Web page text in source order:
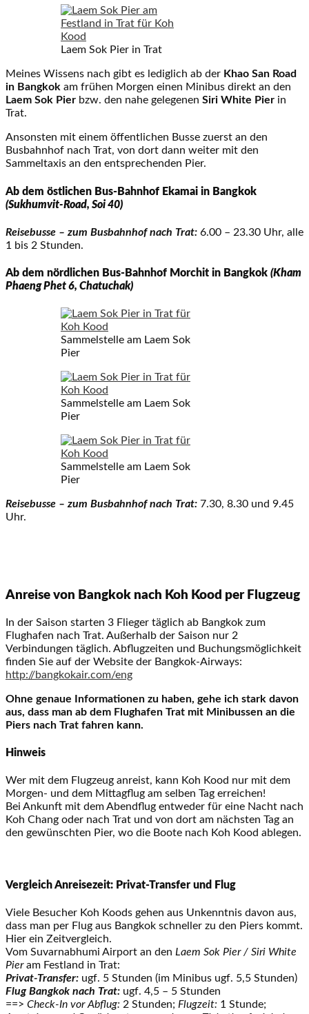
Laem Sok Pier in Trat
Meines Wissens nach gibt es lediglich ab der Khao San Road
in Bangkok am frühen Morgen einen Minibus direkt an den
Laem Sok Pier bzw. den nahe gelegenen Siri White Pier in
Trat.
Ansonsten mit einem öffentlichen Busse zuerst an den
Busbahnhof nach Trat, von dort dann weiter mit den
Sammeltaxis an den entsprechenden Pier.
Ab dem östlichen Bus-Bahnhof Ekamai in Bangkok
(Sukhumvit-Road, Soi 40)
Reisebusse – zum Busbahnhof nach Trat: 6.00 – 23.30 Uhr, alle
1 bis 2 Stunden.
Ab dem nördlichen Bus-Bahnhof Morchit in Bangkok (Kham
Phaeng Phet 6, Chatuchak)
Sammelstelle am Laem Sok
Pier
Sammelstelle am Laem Sok
Pier
Sammelstelle am Laem Sok
Pier
Reisebusse – zum Busbahnhof nach Trat: 7.30, 8.30 und 9.45
Uhr.
Anreise von Bangkok nach Koh Kood per Flugzeug
In der Saison starten 3 Flieger täglich ab Bangkok zum
Flughafen nach Trat. Außerhalb der Saison nur 2
Verbindungen täglich. Abflugzeiten und Buchungsmöglichkeit
finden Sie auf der Website der Bangkok-Airways:
http://bangkokair.com/eng
Ohne genaue Informationen zu haben, gehe ich stark davon
aus, dass man ab dem Flughafen Trat mit Minibussen an die
Piers nach Trat fahren kann.
Hinweis
Wer mit dem Flugzeug anreist, kann Koh Kood nur mit dem
Morgen- und dem Mittagflug am selben Tag erreichen!
Bei Ankunft mit dem Abendflug entweder für eine Nacht nach
Koh Chang oder nach Trat und von dort am nächsten Tag an
den gewünschten Pier, wo die Boote nach Koh Kood ablegen.
Vergleich Anreisezeit: Privat-Transfer und Flug
Viele Besucher Koh Koods gehen aus Unkenntnis davon aus,
dass man per Flug aus Bangkok schneller zu den Piers kommt.
Hier ein Zeitvergleich.
Vom Suvarnabhumi Airport an den Laem Sok Pier / Siri White
Pieram Festland in Trat:
Privat-Transfer: ugf. 5 Stunden (im Minibus ugf. 5,5 Stunden)
Flug Bangkok nach Trat: ugf. 4,5 – 5 Stunden
==> Check-In vor Abflug: 2 Stunden; Flugzeit: 1 Stunde;